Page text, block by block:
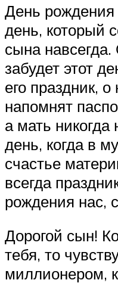
День рождения
день, который
сына
забудет этот
его праздник,
напомнят
а мать никогда
день, когда в
счастье
всегда
рождения нас,
Дорогой сын!
тебя, то
миллионером,